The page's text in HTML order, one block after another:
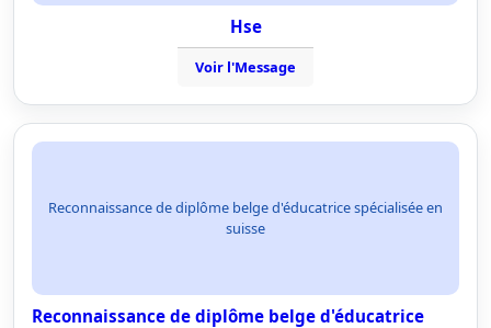
Hse
Voir l'Message
Reconnaissance de diplôme belge d'éducatrice spécialisée en
suisse
Reconnaissance de diplôme belge d'éducatrice